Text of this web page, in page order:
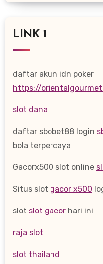
LINK 1
daftar akun idn poker
https://
slot dana
daftar sbobet88 login
bola terpercaya
Gacorx500 slot online
Situs slot gacor x500
slot slot gacor hari ini
raja slot
slot thailand